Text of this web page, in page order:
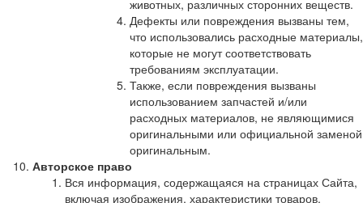
животных, различных сторонних веществ.
Дефекты или повреждения вызваны тем,
что использовались расходные материалы,
которые не могут соответствовать
требованиям эксплуатации.
Также, если повреждения вызваны
использованием запчастей и/или
расходных материалов, не являющимися
оригинальными или официальной заменой
оригинальным.
Авторское право
Вся информация, содержащаяся на страницах Сайта,
включая изображения, характеристики товаров,